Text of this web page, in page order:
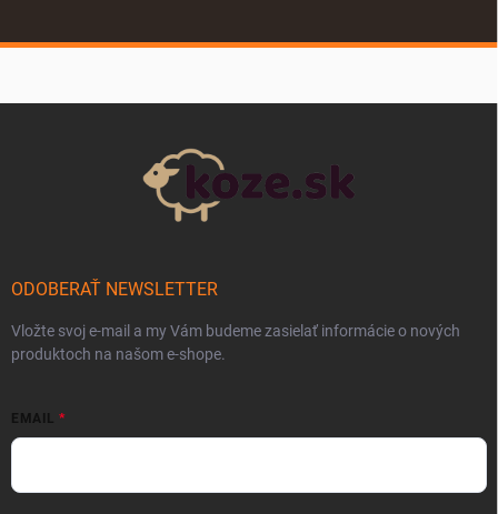
ODOBERAŤ NEWSLETTER
Vložte svoj e-mail a my Vám budeme zasielať informácie o nových
produktoch na našom e-shope.
EMAIL